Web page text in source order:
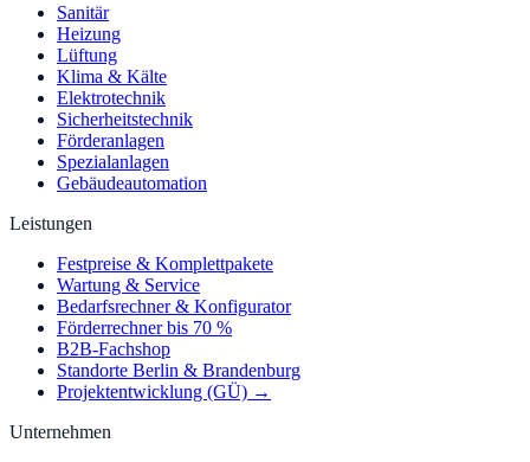
Sanitär
Heizung
Lüftung
Klima & Kälte
Elektrotechnik
Sicherheitstechnik
Förderanlagen
Spezialanlagen
Gebäudeautomation
Leistungen
Festpreise & Komplettpakete
Wartung & Service
Bedarfsrechner & Konfigurator
Förderrechner bis 70 %
B2B-Fachshop
Standorte Berlin & Brandenburg
Projektentwicklung (GÜ) →
Unternehmen